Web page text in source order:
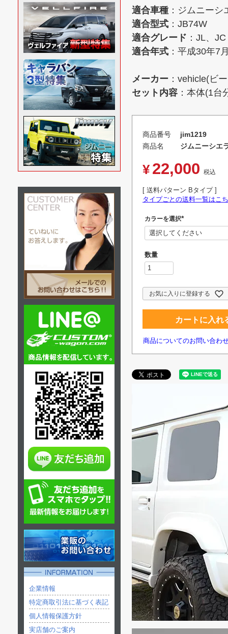
企業情報
特定商取引法に基づく表記
個人情報保護方針
実店舗のご案内
適合車種 ：ジムニー
適合型式 ：JB74W
適合グレード ：JL、JC
適合年式 ：平成30年7
メーカー ：vehicle(ビ
セット内容 ：本体(1台
商品番号
jim1219
商品名
ジムニーシエ
¥ 22,000 税込
送料パターン Bタイプ
タイプごとの送料一覧はこ
カラーを選択
(
必
須
お気に入りに登録する
カートに入れ
商品についてのお問い合わ